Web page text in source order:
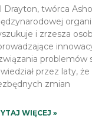
Drayton, twórca
i zrzesza
problemów
przez laty,
zmian
WIĘCEJ »